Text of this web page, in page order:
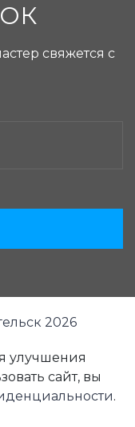
свяжется с
2026
улучшения
сайт, вы
.